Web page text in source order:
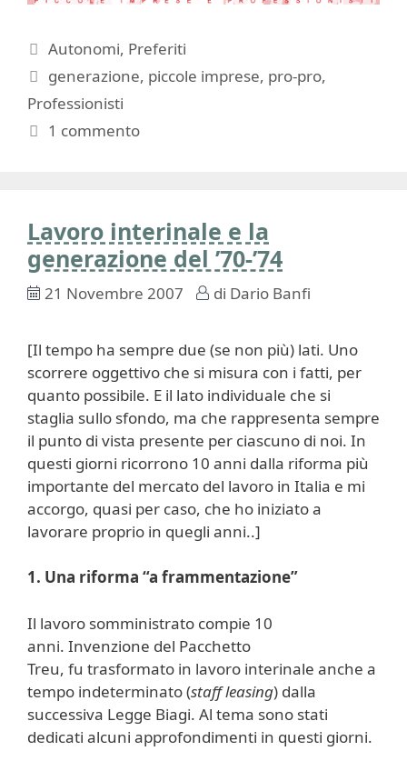
Categorie
Autonomi, Preferiti
Tag
generazione, piccole imprese, pro-pro,
Professionisti
1 commento
Lavoro interinale e la
generazione del ’70-’74
21 Novembre 2007 di Dario Banfi
[Il tempo ha sempre due (se non più) lati. Uno
scorrere oggettivo che si misura con i fatti, per
quanto possibile. E il lato individuale che si
staglia sullo sfondo, ma che rappresenta sempre
il punto di vista presente per ciascuno di noi. In
questi giorni ricorrono 10 anni dalla riforma più
importante del mercato del lavoro in Italia e mi
accorgo, quasi per caso, che ho iniziato a
lavorare proprio in quegli anni..]
1. Una riforma “a frammentazione”
Il lavoro somministrato compie 10
anni. Invenzione del Pacchetto
Treu, fu trasformato in lavoro interinale anche a
tempo indeterminato (staff leasing) dalla
successiva Legge Biagi. Al tema sono stati
dedicati alcuni approfondimenti in questi giorni.